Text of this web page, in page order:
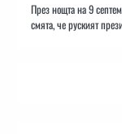
През нощта на 9
смята, че руският